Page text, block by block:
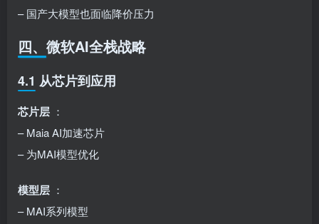
– 国产大模型也面临降价压力
四、微软AI全栈战略
4.1 从芯片到应用
芯片层 ：
– Maia AI加速芯片
– 为MAI模型优化
模型层 ：
– MAI系列模型